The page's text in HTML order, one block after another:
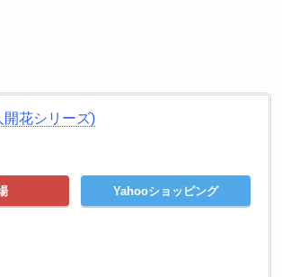
開花シリーズ)
Yahooショッピング